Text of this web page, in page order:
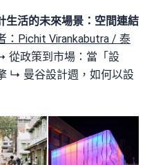
生活的未來場景：空間連結
：Pichit Virankabutra / 泰
從政策到市場：當「設
↳ 曼谷設計週，如何以設